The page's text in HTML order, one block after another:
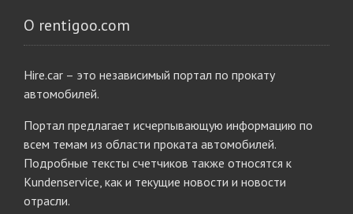
О rentigoo.com
Hire.car – это независимый портал по прокату
автомобилей.
Портал предлагает исчерпывающую информацию по
всем темам из области проката автомобилей.
Подробные тексты счетчиков также относятся к
Kundenservice, как и текущие новости и новости
отрасли.